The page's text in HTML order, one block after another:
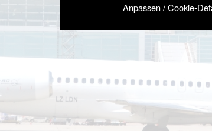
Anpassen / Cookie-